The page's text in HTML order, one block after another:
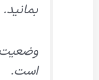
بمانید.
است.